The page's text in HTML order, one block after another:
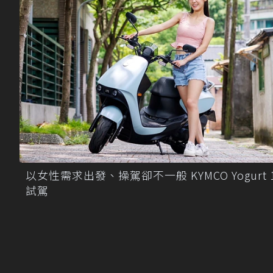
以女性需求出發、操駕卻不一般 KYMCO Yogurt
試駕